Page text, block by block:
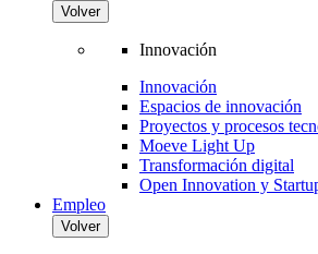
Volver
Innovación
Innovación
Espacios de innovación
Proyectos y procesos
Moeve Light Up
Transformación digital
Open Innovation y
Empleo
Volver